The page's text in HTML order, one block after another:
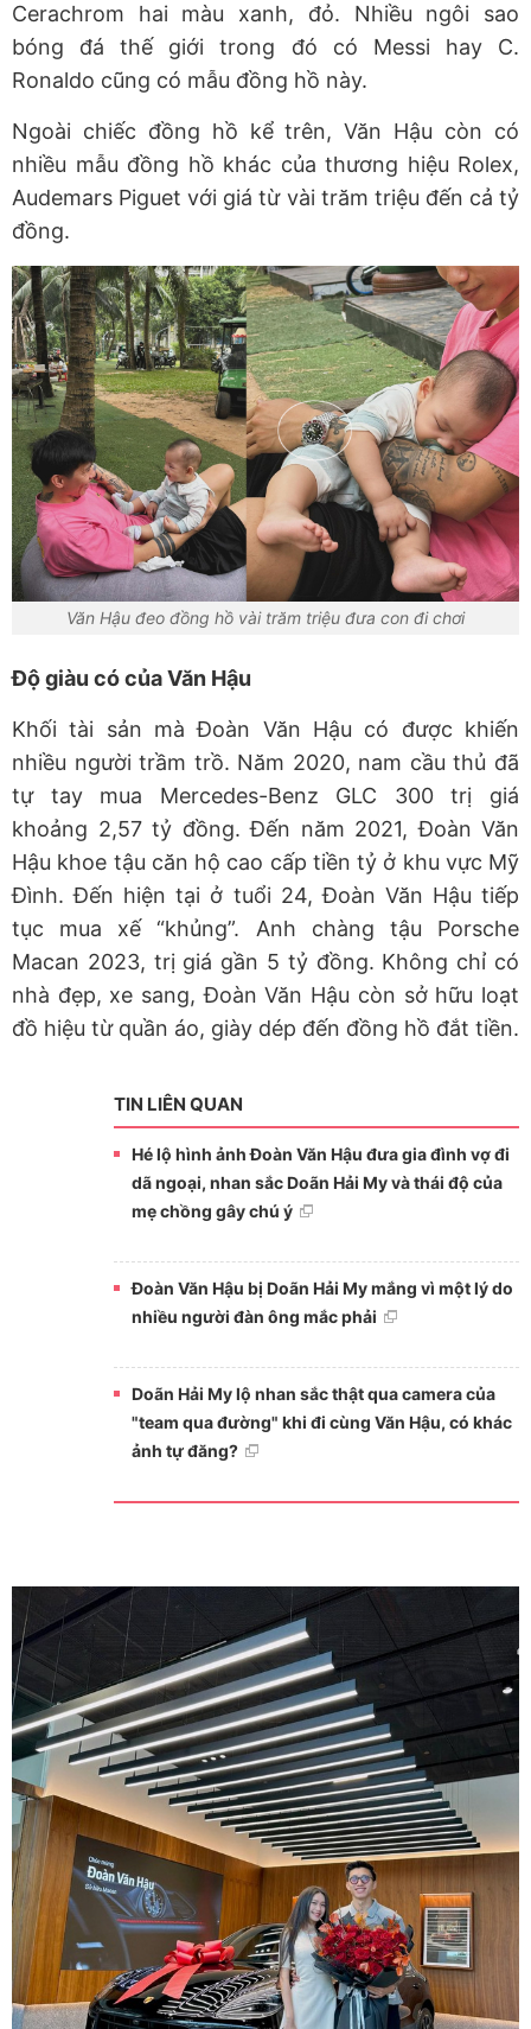
Cerachrom hai màu xanh, đỏ. Nhiều ngôi sao
bóng đá thế giới trong đó có Messi hay C.
Ronaldo cũng có mẫu đồng hồ này.
Ngoài chiếc đồng hồ kể trên, Văn Hậu còn có
nhiều mẫu đồng hồ khác của thương hiệu Rolex,
Audemars Piguet với giá từ vài trăm triệu đến cả tỷ
đồng.
Văn Hậu đeo đồng hồ vài trăm triệu đưa con đi chơi
Độ giàu có của Văn Hậu
Khối tài sản mà Đoàn Văn Hậu có được khiến
nhiều người trầm trồ. Năm 2020, nam cầu thủ đã
tự tay mua Mercedes-Benz GLC 300 trị giá
khoảng 2,57 tỷ đồng. Đến năm 2021, Đoàn Văn
Hậu khoe tậu căn hộ cao cấp tiền tỷ ở khu vực Mỹ
Đình. Đến hiện tại ở tuổi 24, Đoàn Văn Hậu tiếp
tục mua xế “khủng”. Anh chàng tậu Porsche
Macan 2023, trị giá gần 5 tỷ đồng. Không chỉ có
nhà đẹp, xe sang, Đoàn Văn Hậu còn sở hữu loạt
đồ hiệu từ quần áo, giày dép đến đồng hồ đắt tiền.
TIN LIÊN QUAN
Hé lộ hình ảnh Đoàn Văn Hậu đưa gia đình vợ đi
dã ngoại, nhan sắc Doãn Hải My và thái độ của
mẹ chồng gây chú ý
Đoàn Văn Hậu bị Doãn Hải My mắng vì một lý do
nhiều người đàn ông mắc phải
Doãn Hải My lộ nhan sắc thật qua camera của
"team qua đường" khi đi cùng Văn Hậu, có khác
ảnh tự đăng?